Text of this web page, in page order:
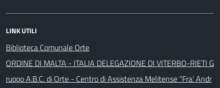
LINK UTILI
Biblioteca Comunale Orte
ORDINE DI MALTA - ITALIA DELEGAZIONE DI VITERBO-RIETI G
ruppo A.B.C. di Orte - Centro di Assistenza Melitense "Fra' Andr